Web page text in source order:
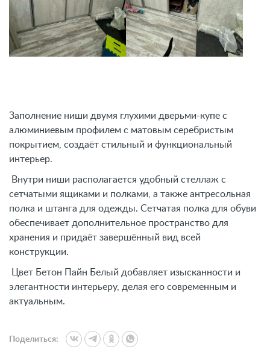
Заполнение ниши двумя глухими дверьми-купе с
алюминиевым профилем с матовым серебристым
покрытием, создаёт стильный и функциональный
интерьер.
Внутри ниши располагается удобный стеллаж с
сетчатыми ящиками и полками, а также антресольная
полка и штанга для одежды. Сетчатая полка для обуви
обеспечивает дополнительное пространство для
хранения и придаёт завершённый вид всей
конструкции.
Цвет Бетон Пайн Белый добавляет изысканности и
элегантности интерьеру, делая его современным и
актуальным.
Поделиться: